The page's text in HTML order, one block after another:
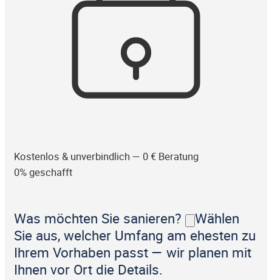
Kostenlos & unverbindlich — 0 € Beratung
0% geschafft
Was möchten Sie sanieren?
Wählen
Sie aus, welcher Umfang am ehesten zu
Ihrem Vorhaben passt — wir planen mit
Ihnen vor Ort die Details.